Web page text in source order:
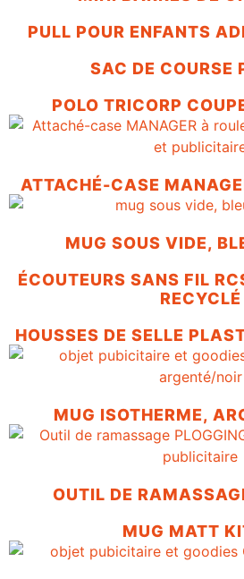
PULL POUR ENFANTS
SAC DE COURSE
POLO TRICORP
ATTACHÉ-CASE
MUG SOUS VIDE,
ÉCOUTEURS SANS FIL
RECYCLÉ
HOUSSES DE SELLE
MUG ISOTHERME,
OUTIL DE
MUG MATT